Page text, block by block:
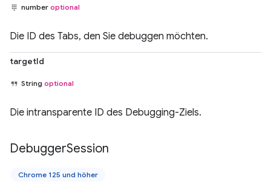
number optional
Die ID des Tabs, den Sie debuggen möchten.
targetId
String optional
Die intransparente ID des Debugging-Ziels.
DebuggerSession
Chrome 125 und höher